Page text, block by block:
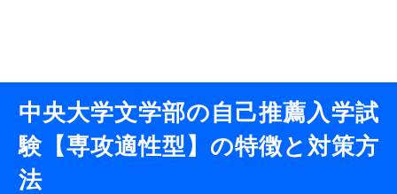
中央大学文学部の自己推薦入学試
験【専攻適性型】の特徴と対策方
法